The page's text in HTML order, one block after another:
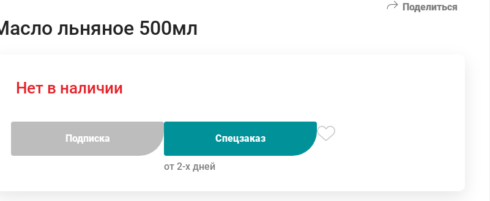
Поделиться
льняное 500мл
Нет в наличии
Подписка Спецзаказ
от 2-х дней